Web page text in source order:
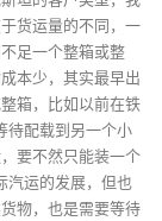
货运量的不同，一
足一个整箱或整
本少，其实最早出
箱，比如以前在铁
待配载到另一个小
要不然只能装一个
汽运的发展，但也
物，也是需要等待